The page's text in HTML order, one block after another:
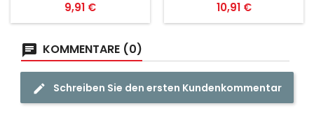
Preis
9,91 € Preis
10,91 €
KOMMENTARE (0)
Schreiben Sie den ersten Kundenkommentar